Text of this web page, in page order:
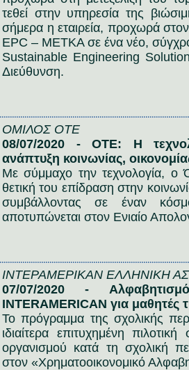
τεθεί στην υπηρεσία της
σήμερα η εταιρεία, προχωρά
EPC – METKA σε ένα νέο,
Sustainable Engineering
Διεύθυνση.
ΟΜΙΛΟΣ ΟΤΕ
08/07/2020 - ΟΤΕ: Η
ανάπτυξη κοινωνίας,
Με σύμμαχο την τεχνολογία, ο
θετική του επίδραση στην
συμβάλλοντας σε έναν
αποτυπώνεται στον Ενιαίο
ΙΝΤΕΡΑΜΕΡΙΚΑΝ ΕΛΛΗΝΙΚΗ
07/07/2020 -
INTERAMERICAN για μαθητές
Το πρόγραμμα της σχολικής
ιδιαίτερα επιτυχημένη
οργανισμού κατά τη σχολική
στον «Χρηματοοικονομικό